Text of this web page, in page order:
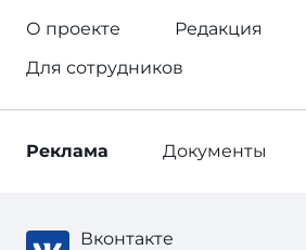
О проекте
Редакция
Для сотрудников
Реклама Документы
Вконтакте